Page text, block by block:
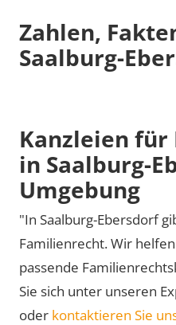
Zahlen,
Saalburg-
Kanzleien
in Saalburg-
Umgebung
"In Saalburg-Ebersdorf
Familienrecht. Wir
passende
Sie sich unter unseren
oder kontaktieren Sie